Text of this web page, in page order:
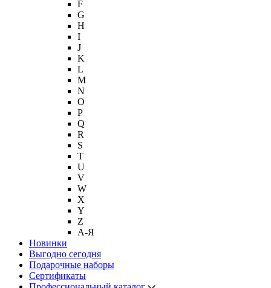
F
G
H
I
J
K
L
M
N
O
P
Q
R
S
T
U
V
W
X
Y
Z
А-Я
Новинки
Выгодно сегодня
Подарочные наборы
Сертификаты